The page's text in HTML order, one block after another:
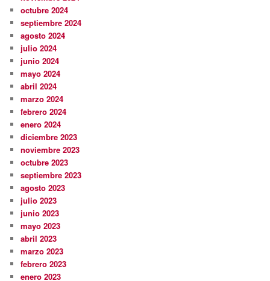
octubre 2024
septiembre 2024
agosto 2024
julio 2024
junio 2024
mayo 2024
abril 2024
marzo 2024
febrero 2024
enero 2024
diciembre 2023
noviembre 2023
octubre 2023
septiembre 2023
agosto 2023
julio 2023
junio 2023
mayo 2023
abril 2023
marzo 2023
febrero 2023
enero 2023